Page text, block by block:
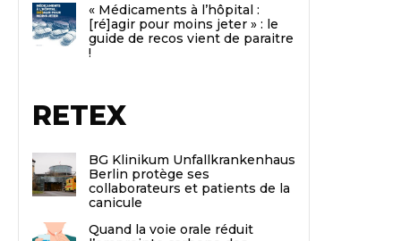
« Médicaments à l’hôpital :
[ré]agir pour moins jeter » : le
guide de recos vient de paraitre
!
RETEX
BG Klinikum Unfallkrankenhaus
Berlin protège ses
collaborateurs et patients de la
canicule
Quand la voie orale réduit